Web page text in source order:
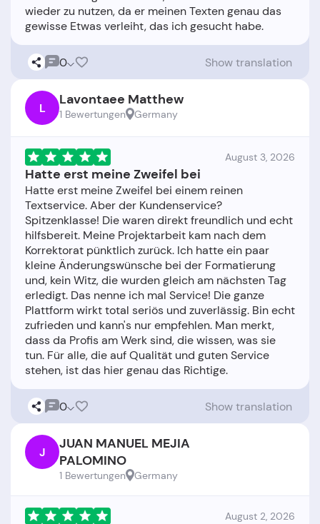
wieder zu nutzen, da er meinen Texten genau das
0 Show translation
L Lavontaee Matthew
1 Bewertungen Germany
August 3, 2026
Hatte erst meine Zweifel bei
Hatte erst meine Zweifel bei einem reinen
Textservice. Aber der Kundenservice?
Spitzenklasse! Die waren direkt freundlich und echt
hilfsbereit. Meine Projektarbeit kam nach dem
Korrektorat pünktlich zurück. Ich hatte ein paar
kleine Änderungswünsche bei der Formatierung
und, kein Witz, die wurden gleich am nächsten Tag
erledigt. Das nenne ich mal Service! Die ganze
Plattform wirkt total seriös und zuverlässig. Bin echt
zufrieden und kann's nur empfehlen. Man merkt,
dass da Profis am Werk sind, die wissen, was sie
tun. Für alle, die auf Qualität und guten Service
0 Show translation
J
JUAN MANUEL MEJIA
PALOMINO
1 Bewertungen Germany
August 2, 2026